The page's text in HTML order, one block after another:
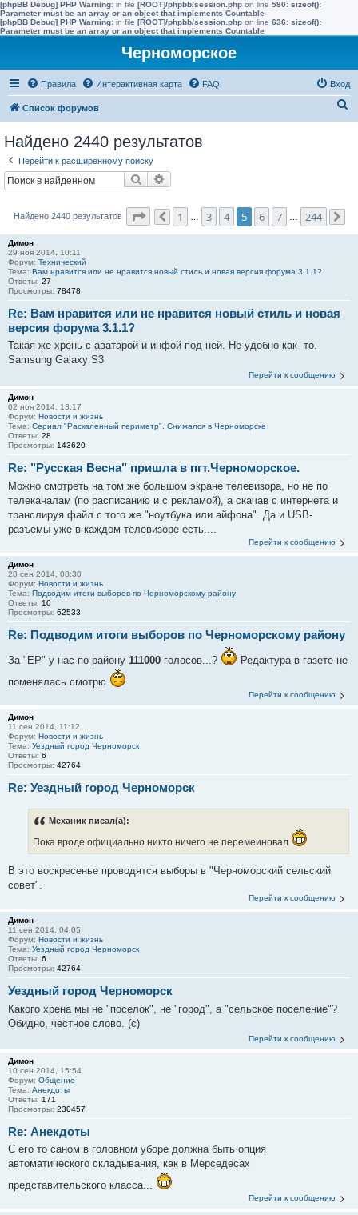
[phpBB Debug] PHP Warning: in file [ROOT]/phpbb/session.php on line 580: sizeof():
Parameter must be an array or an object that implements Countable
[phpBB Debug] PHP Warning: in file [ROOT]/phpbb/session.php on line 636: sizeof():
Parameter must be an array or an object that implements Countable
Черноморское
Правила Интерактивная карта FAQ Вход
Список форумов
Найдено 2440 результатов
Перейти к расширенному поиску
Поиск
Найдено 2440 результатов Страница5 из 244
Пред.
1 3 4 5 6 7 244
Димон
29 ноя 2014, 10:11
Форум: Технический
Тема: Вам нравится или не нравится новый стиль и новая версия форума 3.1.1?
Ответы: 27
Просмотры: 78478
Re: Вам нравится или не нравится новый стиль и новая
версия форума 3.1.1?
Такая же хрень с аватарой и инфой под ней. Не удобно как- то.
Samsung Galaxy S3
Перейти к сообщению
Димон
02 ноя 2014, 13:17
Форум: Новости и жизнь
Тема: Сериал "Раскаленный периметр". Снимался в Черноморске
Ответы: 28
Просмотры: 143620
Re: "Русская Весна" пришла в пгт.Черноморское.
Можно смотреть на том же большом экране телевизора, но не по
телеканалам (по расписанию и с рекламой), а скачав с интернета и
транслируя файл с того же "ноутбука или айфона". Да и USB-
разъемы уже в каждом телевизоре есть....
Перейти к сообщению
Димон
28 сен 2014, 08:30
Форум: Новости и жизнь
Тема: Подводим итоги выборов по Черноморскому району
Ответы: 10
Просмотры: 62533
Re: Подводим итоги выборов по Черноморскому району
За "ЕР" у нас по району 111000 голосов...?
Редактура в газете не
поменялась смотрю
Перейти к сообщению
Димон
11 сен 2014, 11:12
Форум: Новости и жизнь
Тема: Уездный город Черноморск
Ответы: 6
Просмотры: 42764
Re: Уездный город Черноморск
Механик писал(а):
Пока вроде официально никто ничего не перемеиновал
В это воскресенье проводятся выборы в "Черноморский сельский
совет".
Перейти к сообщению
Димон
11 сен 2014, 04:05
Форум: Новости и жизнь
Тема: Уездный город Черноморск
Ответы: 6
Просмотры: 42764
Уездный город Черноморск
Какого хрена мы не "поселок", не "город", а "сельское поселение"?
Обидно, честное слово. (c)
Перейти к сообщению
Димон
10 сен 2014, 15:54
Форум: Общение
Тема: Анекдоты
Ответы: 171
Просмотры: 230457
Re: Анекдоты
С его то саном в головном уборе должна быть опция
автоматического складывания, как в Мерседесах
представительского класса...
Перейти к сообщению